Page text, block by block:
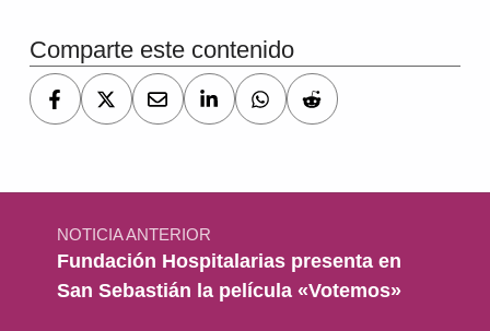
Comparte este contenido
Navegación de entradas
NOTICIA ANTERIOR
Fundación Hospitalarias presenta en
San Sebastián la película «Votemos»